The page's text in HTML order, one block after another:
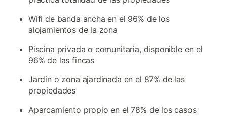
Wifi de banda ancha en el 96% de los
alojamientos de la zona
Piscina privada o comunitaria, disponible en el
96% de las fincas
Jardín o zona ajardinada en el 87% de las
propiedades
Aparcamiento propio en el 78% de los casos